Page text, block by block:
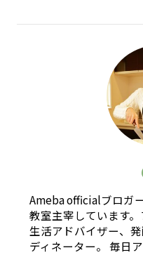
Ameba officialブロガ
教室主宰しています
生活アドバイザー、
ディネーター。 毎日